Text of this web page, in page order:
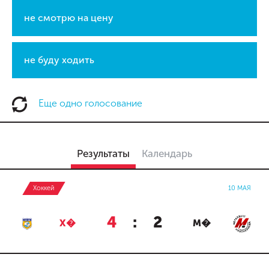
не смотрю на цену
не буду ходить
Еще одно голосование
Результаты Календарь
Хоккей 10 МАЯ
Х� 4 : 2 М�